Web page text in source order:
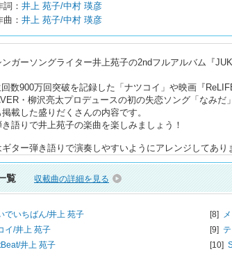
詞： 井上 苑子/中村 瑛彦
曲： 井上 苑子/中村 瑛彦
ガーソングライター井上苑子の2ndフルアルバム『
数900万回突破を記録した「ナツコイ」や映画『
・柳沢亮太プロデュースの初の失恋ソング「なみ
載した盛りだくさんの内容です。
語りで井上苑子の楽曲を楽しみましょう！
ター弾き語りで演奏しやすいようにアレンジしてあり
覧 収載曲の詳細を見る
でいちばん/井上 苑子
イ/井上 苑子
井上 苑子
[8]
[9]
[10]